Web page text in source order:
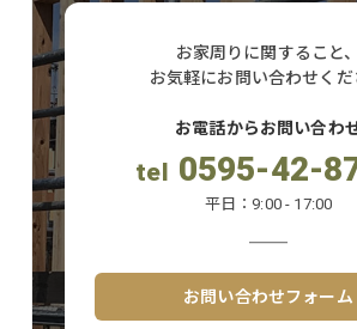
お家周りに関すること、
お気軽にお問い合わせくだ
お電話からお問い合わ
tel 0595-42-
平日：9:00 - 17:00
お問い合わせフォーム